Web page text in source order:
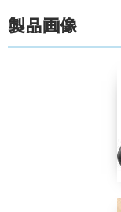
製品画像